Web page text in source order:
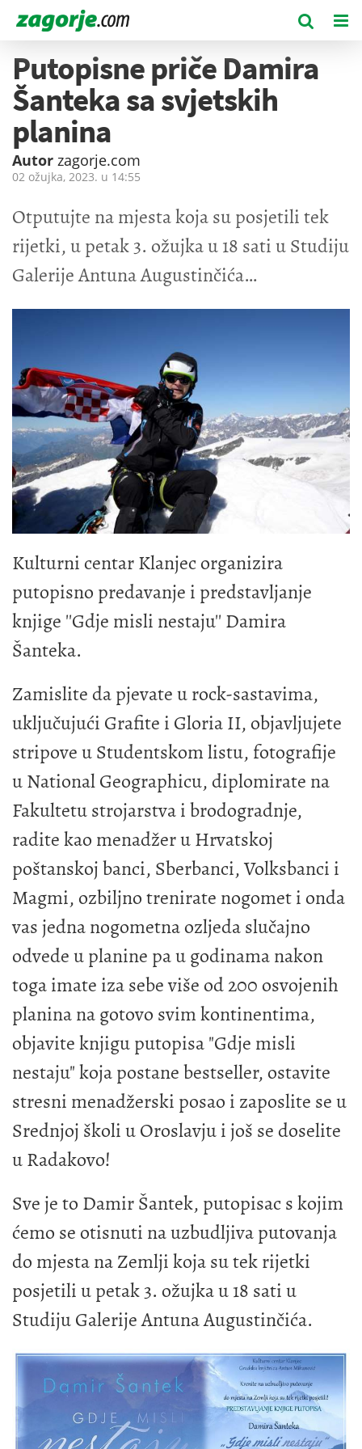
Putopisne priče Damira
Šanteka sa svjetskih
planina
Autor zagorje.com
02 ožujka, 2023. u 14:55
Otputujte na mjesta koja su posjetili tek
rijetki, u petak 3. ožujka u 18 sati u Studiju
Galerije Antuna Augustinčića
Kulturni centar Klanjec organizira
putopisno predavanje i predstavljanje
knjige ''Gdje misli nestaju'' Damira
Šanteka.
Zamislite da pjevate u rock-sastavima,
uključujući Grafite i Gloria II, objavljujete
stripove u Studentskom listu, fotografije
u National Geographicu, diplomirate na
Fakultetu strojarstva i brodogradnje,
radite kao menadžer u Hrvatskoj
poštanskoj banci, Sberbanci, Volksbanci i
Magmi, ozbiljno trenirate nogomet i onda
vas jedna nogometna ozljeda slučajno
odvede u planine pa u godinama nakon
toga imate iza sebe više od 200 osvojenih
planina na gotovo svim kontinentima,
objavite knjigu putopisa "Gdje misli
nestaju" koja postane bestseller, ostavite
stresni menadžerski posao i zaposlite se u
Srednjoj školi u Oroslavju i još se doselite
u Radakovo!
Sve je to Damir Šantek, putopisac s kojim
ćemo se otisnuti na uzbudljiva putovanja
do mjesta na Zemlji koja su tek rijetki
posjetili u petak 3. ožujka u 18 sati u
Studiju Galerije Antuna Augustinčića.